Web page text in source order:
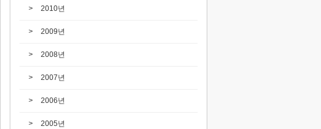
2010년
2009년
2008년
2007년
2006년
2005년